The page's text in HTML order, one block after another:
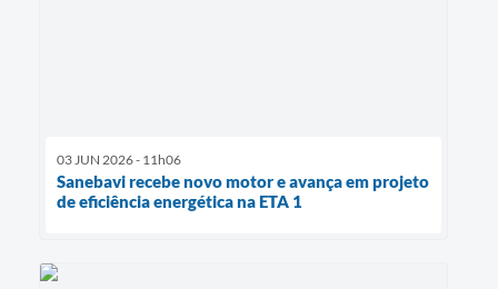
03 JUN 2026 - 11h06
Sanebavi recebe novo motor e avança em projeto
de eficiência energética na ETA 1